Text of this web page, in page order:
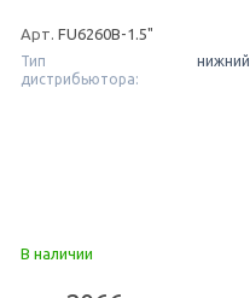
Арт. FU6260B-1.5"
Тип
дистрибьютора:
нижний
В наличии